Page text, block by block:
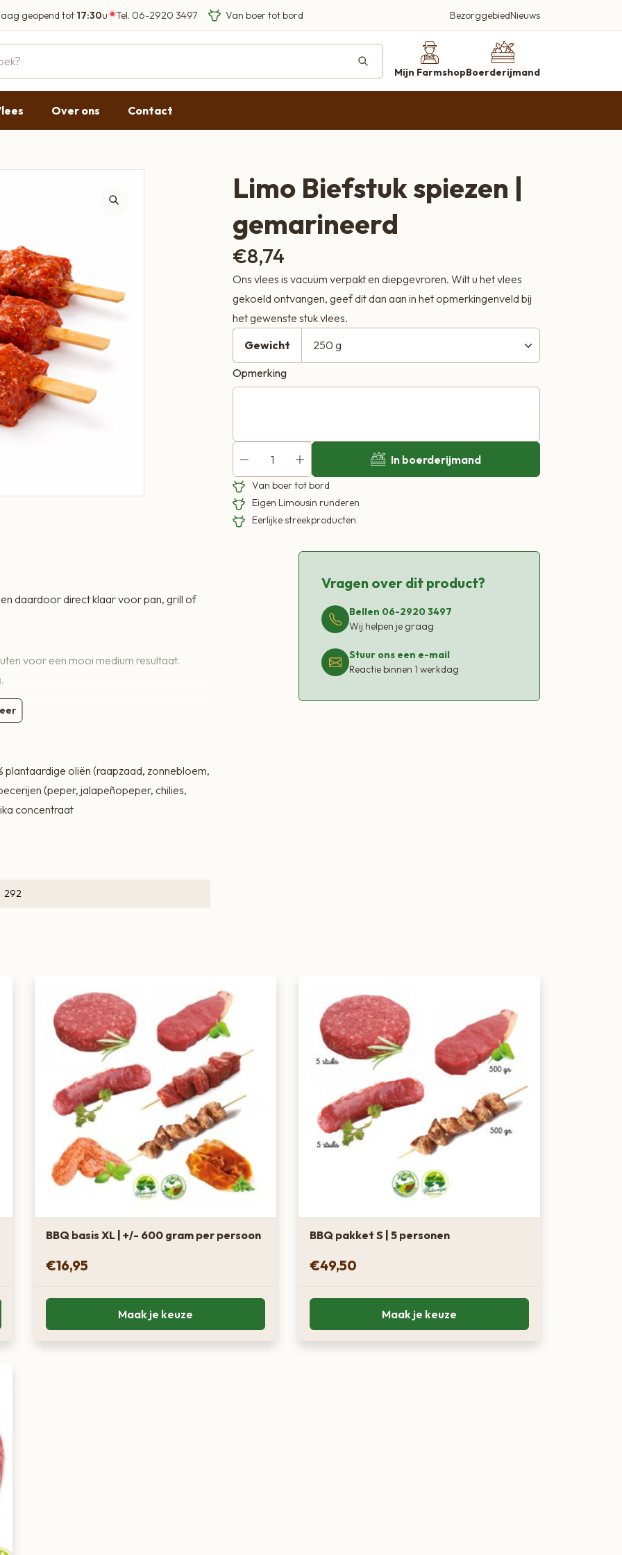
geopend tot 17:30u
09:00 - 17:30
09:00 - 18:00
09:00 - 17:30
Tel. 06-2920 3497
Eigen Limousin runderen
Eerlijke streekproducten
BezorggebiedNieuws
Mijn FarmshopBoerderijmand
farmshop.nl
Beleef en proef
Een plek waar kwaliteit, smaak en
gastvrijheid centraal staan
Kortland 42, Alblasserdam
Bellen 06-2920 3497
Wij helpen je graag
Over ons Contact
Limo Biefstuk spiezen |
gemarineerd
€8,74
Ons vlees is vacuüm verpakt en diepgevroren. Wilt u het vlees
gekoeld ontvangen, geef dit dan aan in het opmerkingenveld bij
het gewenste stuk vlees.
Gewicht
Opmerking
In boerderijmand
Van boer tot bord
Eigen Limousin runderen
Eerlijke streekproducten
daardoor direct klaar voor pan, grill of
voor een mooi medium resultaat.
plantaardige oliën (raapzaad, zonnebloem,
(peper, jalapeñopeper, chilies,
concentraat
292
Vragen over dit product?
Bellen 06-2920 3497
Wij helpen je graag
Stuur ons een e-mail
Reactie binnen 1 werkdag
BBQ basis XL | +/- 600 gram per persoon
€16,95
Maak je keuze
BBQ pakket S | 5 personen
€49,50
Maak je keuze